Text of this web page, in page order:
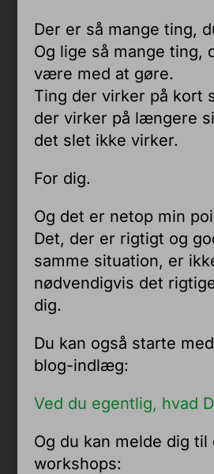
Der er så mange ting,
Og lige så mange ting,
være med at gøre.
Ting der virker på kort
der virker på længere
det slet ikke virker.
For dig.
Og det er netop min
Det, der er rigtigt og
samme situation, er
nødvendigvis det
dig.
Du kan også starte
blog-indlæg:
Ved du egentlig, hvad
Og du kan melde dig til
workshops: